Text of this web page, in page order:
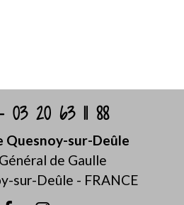
03 20 63 11 88
Quesnoy-sur-Deûle
de Gaulle
sur-Deûle - FRANCE